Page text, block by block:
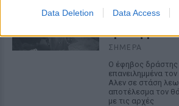
Data Deletion Data Access
ηλικιωμένο
λεωφορείου
δράστη
ΣΉΜΕΡΑ
Ο έφηβος
επανειλημμένα
Αλεν σε στάση
αποτέλεσμα τον
με τις αρχές